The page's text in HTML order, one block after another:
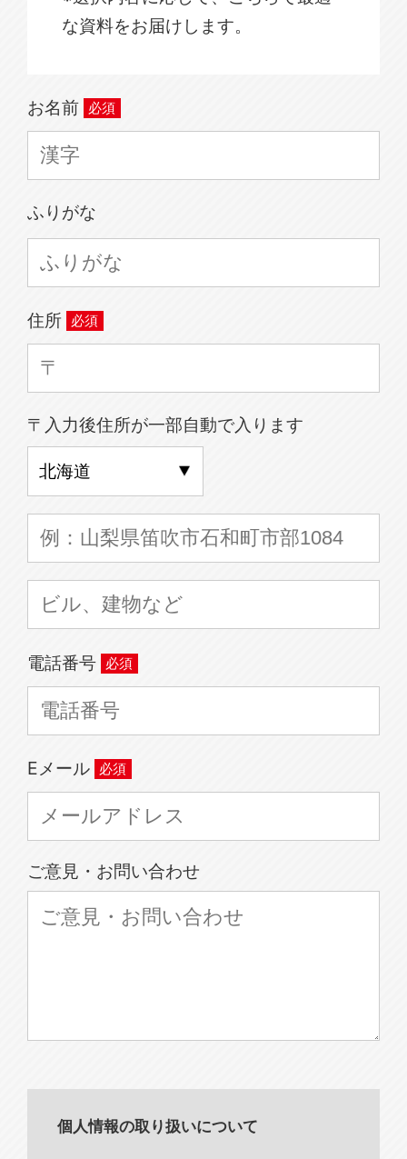
な資料をお届けします。
お名前
ふりがな
住所
〒入力後住所が一部自動で入ります
電話番号
Eメール
ご意見・お問い合わせ
個人情報の取り扱いについて